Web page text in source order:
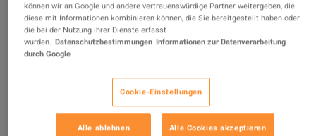
Verkauft von MGG Studio
96.44% von 412947 Bewertungen sind ausgezeichnet
$1.96 -84%
8 MEHR ANGEBOTE VERFÜGBAR AB
können wir an Google und andere vertrauenswürdige Partner weitergeben, die
diese mit Informationen kombinieren können, die Sie bereitgestellt haben oder
die bei der Nutzung ihrer Dienste erfasst
wurden. Datenschutzbestimmungen Informationen zur Datenverarbeitung
durch Google
Cookie-Einstellungen
Alle ablehnen Alle Cookies akzeptieren